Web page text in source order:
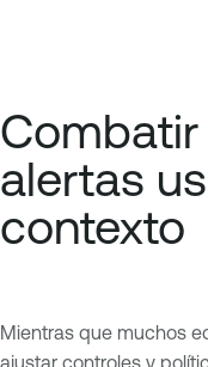
alertas
contexto
Mientras que muchos
ajustar controles y